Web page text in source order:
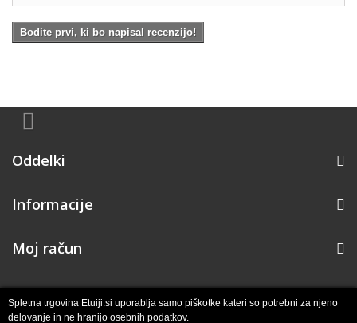
Bodite prvi, ki bo napisal recenzijo!
Oddelki
Informacije
Moj račun
Spletna trgovina Etuiji.si uporablja samo piškotke kateri so potrebni za njeno
delovanje in ne hranijo osebnih podatkov.